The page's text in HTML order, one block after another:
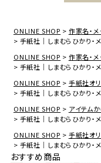
ONLINE SHOP 作家名・
手紙社｜しまむらひかり
ONLINE SHOP
作家名・
手紙社｜しまむらひかり
ONLINE SHOP
手紙社オ
手紙社｜しまむらひかり
ONLINE SHOP
アイテム
手紙社｜しまむらひかり
ONLINE SHOP
手紙社オ
手紙社｜しまむらひかり
おすすめ商品